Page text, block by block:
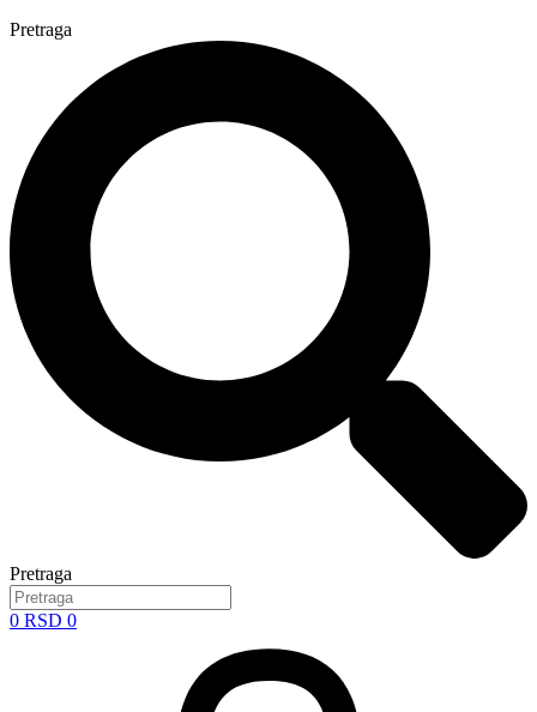
Pretraga
Pretraga
0 RSD 0